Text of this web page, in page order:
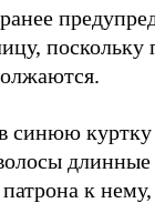
поскольку
синюю
к